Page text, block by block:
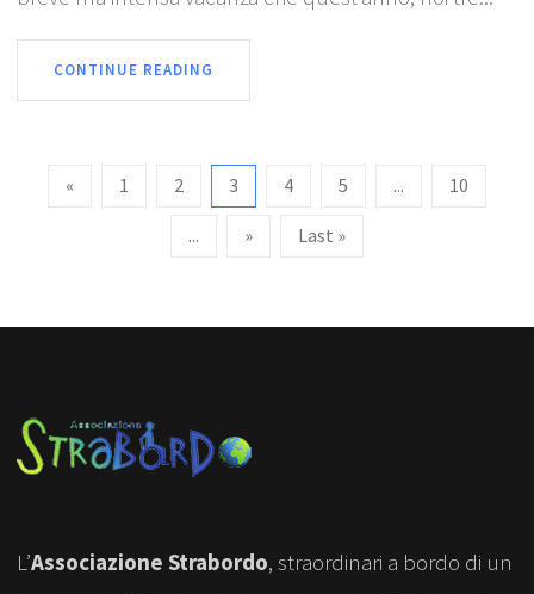
CONTINUE READING
« 1 2 3 4 5 ... 10
... » Last »
L’Associazione Strabordo, straordinari a bordo di un